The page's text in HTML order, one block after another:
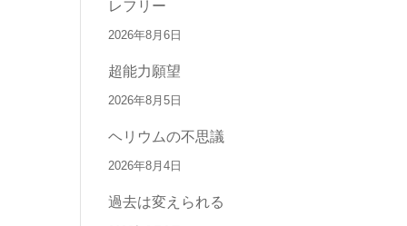
レフリー
2026年8月6日
超能力願望
2026年8月5日
ヘリウムの不思議
2026年8月4日
過去は変えられる